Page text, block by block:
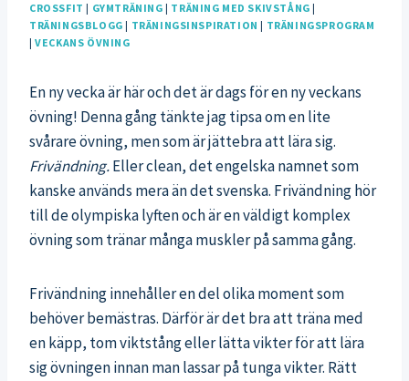
CROSSFIT | GYMTRÄNING | TRÄNING MED SKIVSTÅNG |
TRÄNINGSBLOGG | TRÄNINGSINSPIRATION | TRÄNINGSPROGRAM
|VECKANS ÖVNING
En ny vecka är här och det är dags för en ny veckans
övning! Denna gång tänkte jag tipsa om en lite
svårare övning, men som är jättebra att lära sig.
Frivändning.Eller clean, det engelska namnet som
kanske används mera än det svenska. Frivändning hör
till de olympiska lyften och är en väldigt komplex
övning som tränar många muskler på samma gång.
Frivändning innehåller en del olika moment som
behöver bemästras. Därför är det bra att träna med
en käpp, tom viktstång eller lätta vikter för att lära
sig övningen innan man lassar på tunga vikter. Rätt